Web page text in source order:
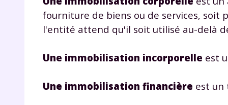
fourniture de biens ou de services, soit
l'entité attend qu'il soit utilisé au-delà
Une immobilisation incorporelle est
Une immobilisation financière est un